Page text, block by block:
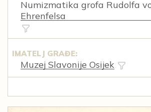
Numizmatika grofa Rudolfa
Ehrenfelsa
IMATELJ GRAĐE:
Muzej Slavonije Osijek